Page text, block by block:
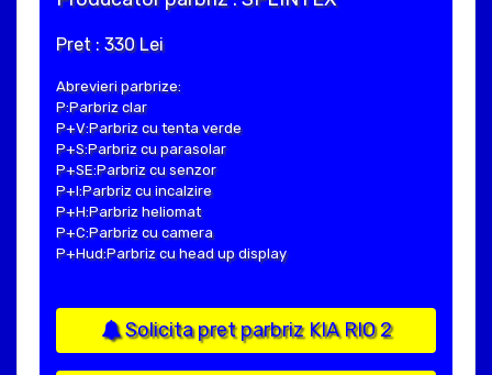
Pret : 330 Lei
Abrevieri parbrize:
P:Parbriz clar
P+V:Parbriz cu tenta verde
P+S:Parbriz cu parasolar
P+SE:Parbriz cu senzor
P+I:Parbriz cu incalzire
P+H:Parbriz heliomat
P+C:Parbriz cu camera
P+Hud:Parbriz cu head up display
Solicita pret parbriz KIA RIO 2